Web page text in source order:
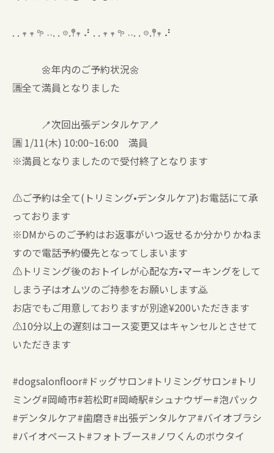
. . 𖥧 𖥧 𖧧 ˒˒. . 𖡼.𖤣𖥧 ⠜ . . 𖥧 𖥧 𖧧 ˒˒. . 𖡼.𖤣𖥧 ⠜
🌼年内のご予約状況🌼
🈵全て満員となりました
🪥次回出張デンタルケア🪥
🈵 1/11(木) 10:00~16:00 満員
※満員となりましたので受付終了となります
⚠️ご予約は全て(トリミング•デンタルケア)お電話にて承
っております
※DMからのご予約はお返事がいつ返せるか分かりかねま
すので電話予約優先となってしまいます
⚠️トリミング後のおトイレが心配な方•マーキングをして
しまう子はオムツのご持参をお願いします🙇
お店でもご用意しておりますが別途¥200いただきます
⚠️10分以上の遅刻はコース変更又はキャンセルとさせて
いただきます
#dogsalonfloor#ドッグサロン#トリミングサロン#トリ
ミング#岡崎市#若松町#岡崎駅#シュナウザー#泡パック
#デンタルケア#歯磨き#出張デンタルケア#バイオブラシ
#バイオペースト#フォトブース#ノワくんのボウタイ